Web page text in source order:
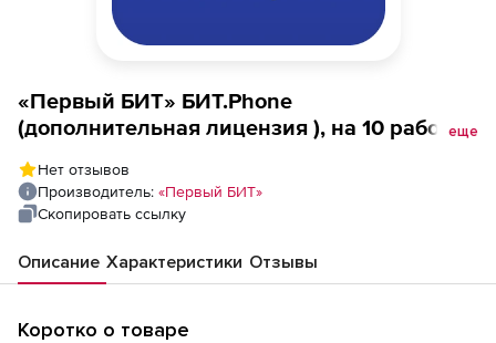
«Первый БИТ» БИТ.Phone
(дополнительная лицензия ), на 10 рабочих
еще
Нет отзывов
Производитель: «Первый БИТ»
Скопировать ссылку
Описание Характеристики Отзывы
Коротко о товаре